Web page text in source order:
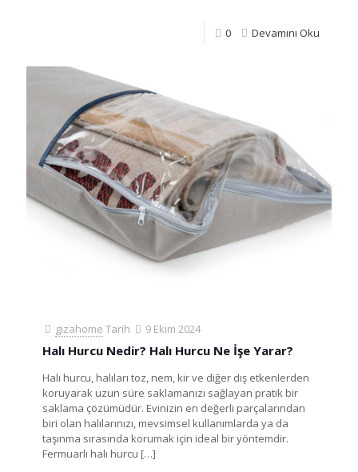
0 Devamını Oku
gizahome Tarih 9 Ekim 2024
Halı Hurcu Nedir? Halı Hurcu Ne İşe Yarar?
Halı hurcu, halıları toz, nem, kir ve diğer dış etkenlerden
koruyarak uzun süre saklamanızı sağlayan pratik bir
saklama çözümüdür. Evinizin en değerli parçalarından
biri olan halılarınızı, mevsimsel kullanımlarda ya da
taşınma sırasında korumak için ideal bir yöntemdir.
Fermuarlı halı hurcu […]